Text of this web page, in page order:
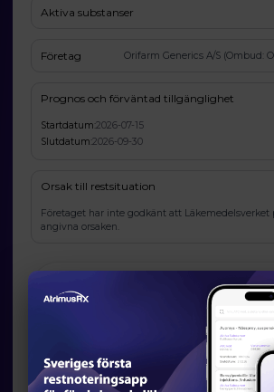
Aktiva substanser
Företag Orifarm Generics A/S (Ombud:
Prognos och förväntad tillgänglighet
Startdatum:2026-07-15
Slutdatum:2026-09-30
Orsak till restsituation
Företaget har inte godkänt att Läkemedelsverket
angivna orsaken.
Läkemedelsverkets information
alternativ
Eventuella licensalternativ
AtrimusRx